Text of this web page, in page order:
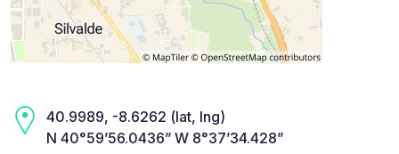
40.9989, -8.6262 (lat, lng)
N 40°59’56.0436” W 8°37’34.428”